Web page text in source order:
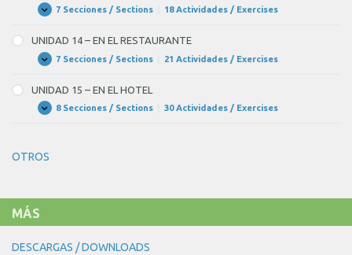
TE
PONES
LA
FIESTA?
Expandir
UNIDAD
–
EN
EL
MERCADO
7 Secciones / Sections 18 Actividades / Exercises
UNIDAD 14 – EN EL RESTAURANTE
Expandir
UNIDAD
–
EN
EL
7 Secciones / Sections 21 Actividades / Exercises
UNIDAD 15 – EN EL HOTEL
Expandir
UNIDAD
EL
8 Secciones / Sections 30 Actividades / Exercises
OTROS
MÁS
DESCARGAS / DOWNLOADS